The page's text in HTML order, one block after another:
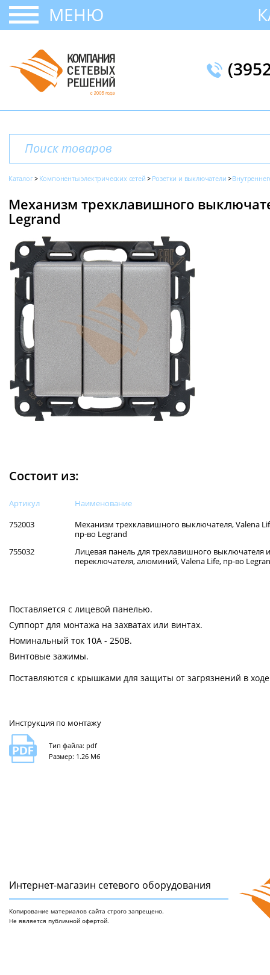
МЕНЮ
Каталог Компоненты электрических сетей Розетки и выключатели
Механизм трехклавишного
Legrand
Состоит из:
Артикул
Наименованиe
752003
Механизм трехклавишного выключателя, Valena
пр-во Legrand
755032
Лицевая панель для трехлавишного выключателя
переключателя, алюминий, Valena Life, пр-во
Поставляется с лицевой панелью.
Суппорт для монтажа на захватах или винтах.
Номинальный ток 10А - 250В.
Винтовые зажимы.
Поставляются с крышками для защиты от загрязнений в
Инструкция по монтажу
Тип файла: pdf
Размер: 1.26 Мб
Интернет-магазин сетeвого оборудования
Копирование материалов сайта строго запрещено.
Не является публичной офертой.